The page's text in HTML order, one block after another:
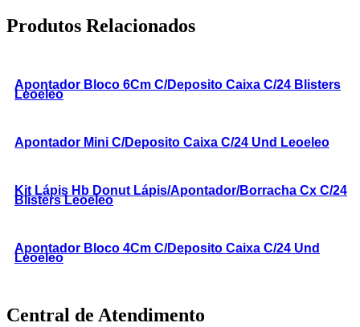
Produtos Relacionados
Apontador Bloco 6Cm C/Deposito Caixa C/24 Blisters
Leoeleo
Apontador Mini C/Deposito Caixa C/24 Und Leoeleo
Kit Lápis Hb Donut Lápis/Apontador/Borracha Cx C/24
Blisters Leoeleo
Apontador Bloco 4Cm C/Deposito Caixa C/24 Und
Leoeleo
Central de Atendimento